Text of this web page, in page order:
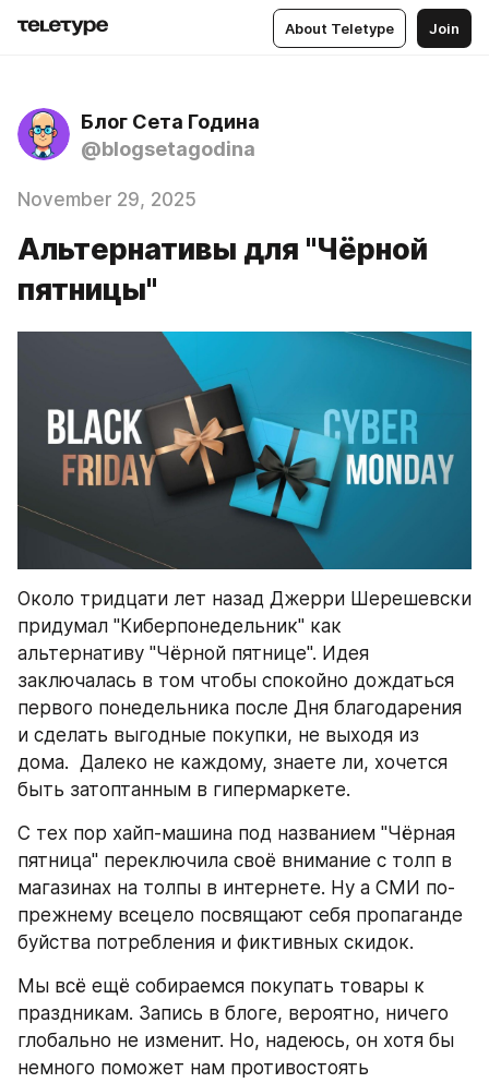
About Teletype Join
Блог Сета Година
@blogsetagodina
November 29, 2025
Альтернативы для "Чёрной
пятницы"
Около тридцати лет назад Джерри Шерешевски
придумал "Киберпонедельник" как
альтернативу "Чёрной пятнице". Идея
заключалась в том чтобы спокойно дождаться
первого понедельника после Дня благодарения
и сделать выгодные покупки, не выходя из
дома.  Далеко не каждому, знаете ли, хочется
быть затоптанным в гипермаркете.
С тех пор хайп-машина под названием "Чёрная
пятница" переключила своё внимание с толп в
магазинах на толпы в интернете. Ну а СМИ по-
прежнему всецело посвящают себя пропаганде
буйства потребления и фиктивных скидок.
Мы всё ещё собираемся покупать товары к
праздникам. Запись в блоге, вероятно, ничего
глобально не изменит. Но, надеюсь, он хотя бы
немного поможет нам противостоять